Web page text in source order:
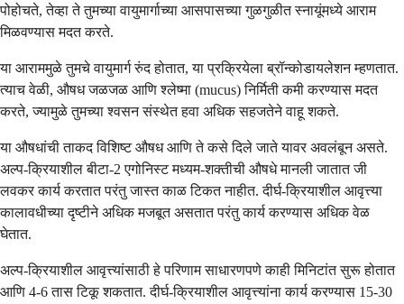
पोहोचते, तेव्हा ते तुमच्या वायुमार्गाच्या आसपासच्या गुळगुळीत स्नायूंमध्ये आराम
मिळवण्यास मदत करते.
या आराममुळे तुमचे वायुमार्ग रुंद होतात, या प्रक्रियेला ब्रॉन्कोडायलेशन म्हणतात.
त्याच वेळी, औषध जळजळ आणि श्लेष्मा (mucus) निर्मिती कमी करण्यास मदत
करते, ज्यामुळे तुमच्या श्वसन संस्थेत हवा अधिक सहजतेने वाहू शकते.
या औषधांची ताकद विशिष्ट औषध आणि ते कसे दिले जाते यावर अवलंबून असते.
अल्प-क्रियाशील बीटा-2 एगोनिस्ट मध्यम-शक्तीची औषधे मानली जातात जी
लवकर कार्य करतात परंतु जास्त काळ टिकत नाहीत. दीर्घ-क्रियाशील आवृत्त्या
कालावधीच्या दृष्टीने अधिक मजबूत असतात परंतु कार्य करण्यास अधिक वेळ
घेतात.
अल्प-क्रियाशील आवृत्त्यांसाठी हे परिणाम साधारणपणे काही मिनिटांत सुरू होतात
आणि 4-6 तास टिकू शकतात. दीर्घ-क्रियाशील आवृत्त्यांना कार्य करण्यास 15-30